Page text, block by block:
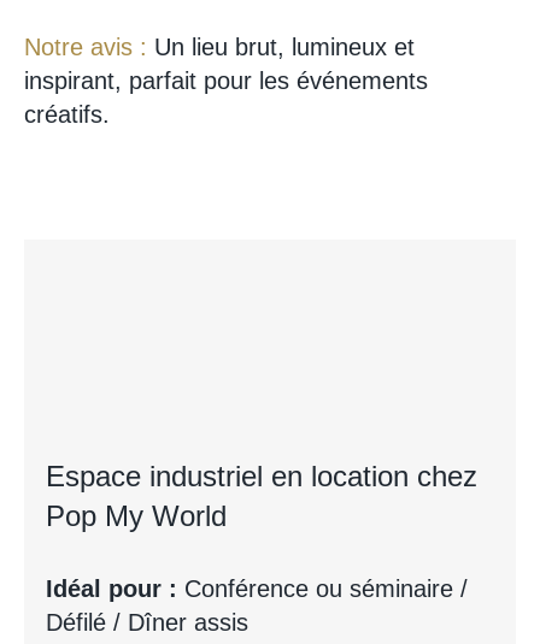
Notre avis : Un lieu brut, lumineux et
inspirant, parfait pour les événements
créatifs.
Espace industriel en location chez
Pop My World
Idéal pour : Conférence ou séminaire /
Défilé / Dîner assis